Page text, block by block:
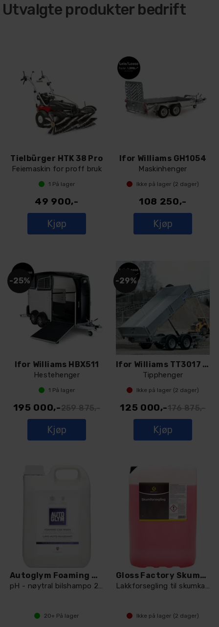
Utvalgte produkter bedrift
Tielbürger HTK 38 Pro
Feiemaskin for proff bruk
1 På lager
49 900,-
Kjøp
Ifor Williams GH1054
Maskinhenger
Ikke på lager (2 dager)
108 250,-
Kjøp
25%
Ifor Williams HBX511
Hestehenger
1 På lager
195 000,-259 875,-
Kjøp
29%
Ifor Williams TT3017 LED
Tipphenger
Ikke på lager (2 dager)
125 000,-176 875,-
Kjøp
Autoglym Foaming Car Wash
pH - nøytral bilshampo 2,5l
20+ På lager
Gloss Factory Skumforsegling 25L
Lakkforsegling til skumkanon-25L
Ikke på lager (2 dager)